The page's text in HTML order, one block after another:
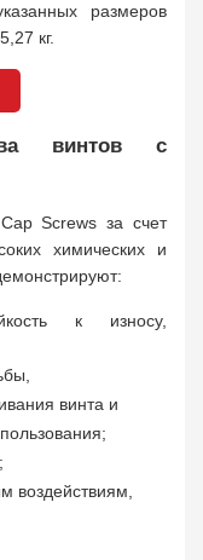
размеров
кг.
винтов с
Screws за счет
химических и
к износу,
винта и
воздействиям,